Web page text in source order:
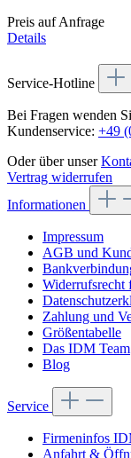
Preis auf Anfrage
Details
Service-Hotline
Bei Fragen wenden
Kundenservice: +49
Oder über unser
Vertrag widerrufen
Informationen
Impressum
AGB und
Widerrufsrecht
Zahlung und
Größentabelle
Das IDM Team
Blog
Service
Firmeninfos
Anfahrt &